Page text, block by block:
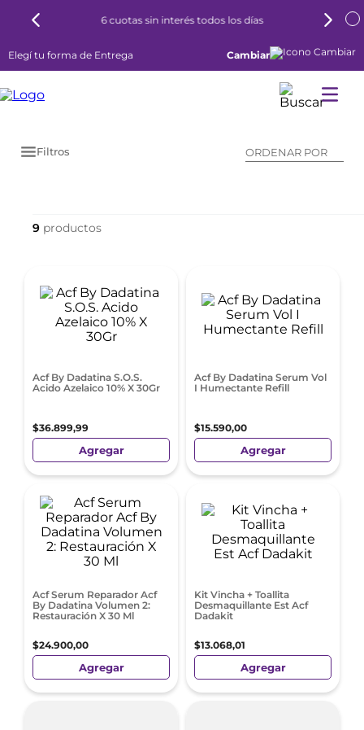
6 cuotas sin interés todos los días
Elegí tu forma de Entrega Cambiar
Filtros ORDENAR POR
9
Acf By Dadatina S.O.S.
Acido Azelaico 10% X 30Gr
$36.899,99
Agregar
Acf By Dadatina Serum Vol
I Humectante Refill
$15.590,00
Agregar
Acf Serum Reparador Acf
By Dadatina Volumen 2:
Restauración X 30 Ml
$24.900,00
Agregar
Kit Vincha + Toallita
Desmaquillante Est Acf
Dadakit
$13.068,01
Agregar